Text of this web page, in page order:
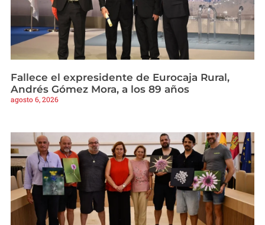
Fallece el expresidente de Eurocaja Rural,
Andrés Gómez Mora, a los 89 años
agosto 6, 2026